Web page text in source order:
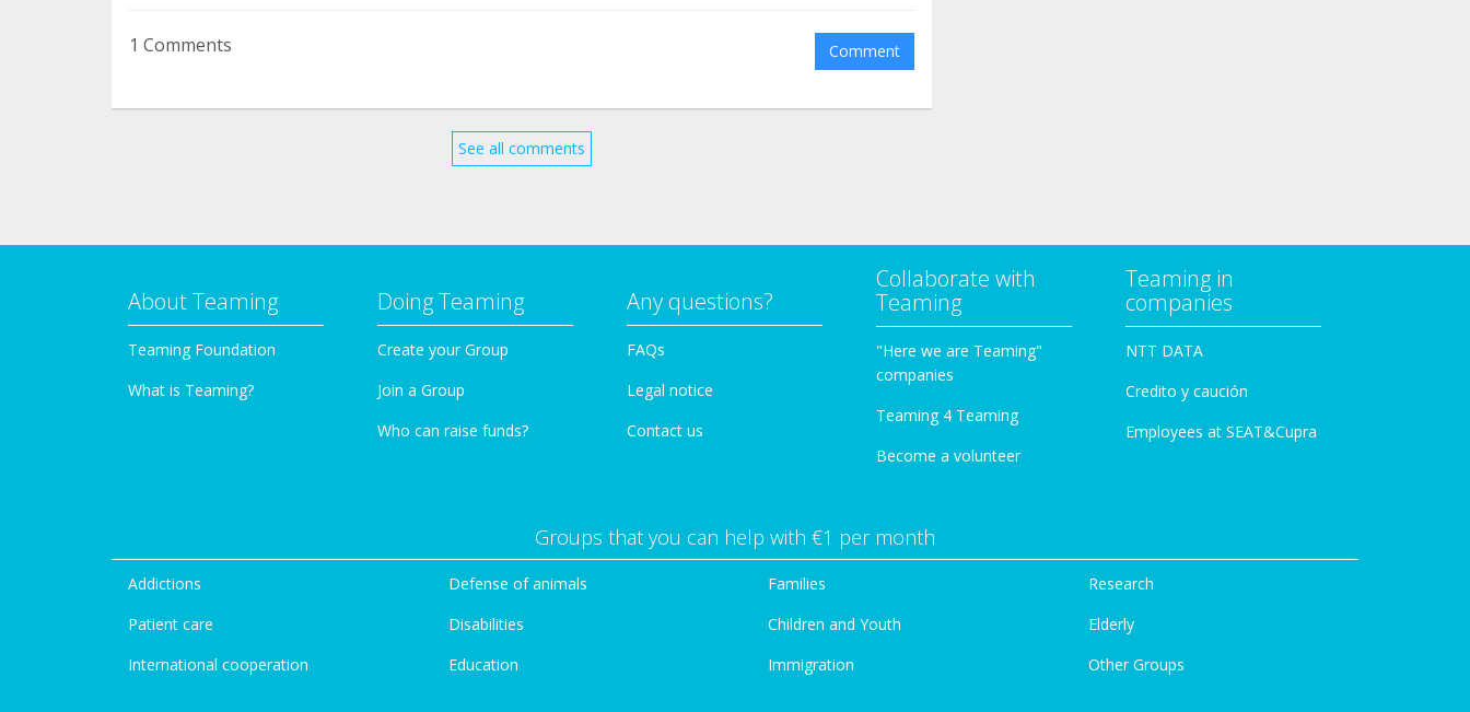
1 Comments Comment
See all comments
About Teaming
Teaming Foundation
What is Teaming?
Doing Teaming
Create your Group
Join a Group
Who can raise funds?
Any questions?
FAQs
Legal notice
Contact us
Collaborate with
Teaming
"Here we are Teaming"
companies
Teaming 4 Teaming
Become a volunteer
Teaming in
companies
NTT DATA
Credito y caución
Employees at SEAT&Cupra
Groups that you can help with €1 per month
Addictions
Patient care
International cooperation
Defense of animals
Disabilities
Education
Families
Children and Youth
Immigration
Research
Elderly
Other Groups